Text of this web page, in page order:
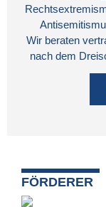
Wir beraten
nach dem
FÖRDERER